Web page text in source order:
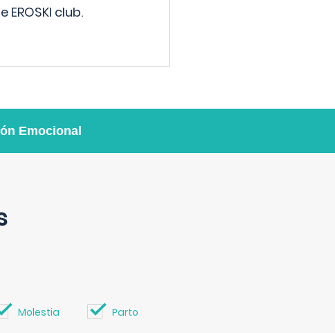
club.
Emocional
Molestia Parto